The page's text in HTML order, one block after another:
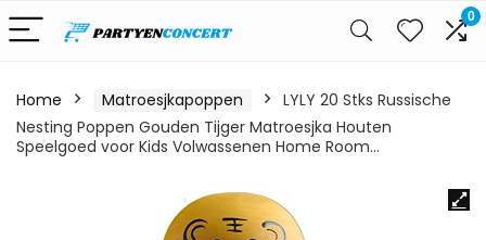
0
Home Matroesjkapoppen
LYLY 20 Stks Russische
Nesting Poppen Gouden Tijger Matroesjka Houten
Speelgoed voor Kids Volwassenen Home Room…